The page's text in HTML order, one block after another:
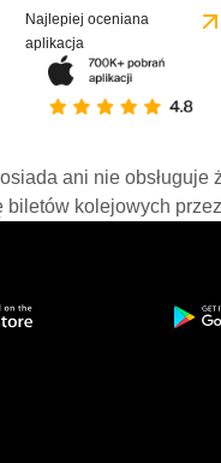
Najlepiej oceniana
aplikacja
ani nie
biletów kolejowych